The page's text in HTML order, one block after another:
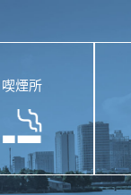
喫煙所